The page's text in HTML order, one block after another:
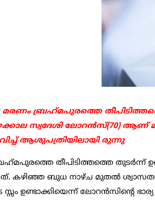
ബ്രഹ്‌മപുരത്തെ
സ്വദേശി ലോറന്‍സ്(70) ആണ്
ആശുപത്രിയിലായി രുന്നു
തീപിടിത്തത്തെ തുടര്‍ന്ന്
കഴിഞ്ഞ ബുധ നാഴ്ച മുതല്‍
ലോറന്‍സിന്റെ ഭാര്യ